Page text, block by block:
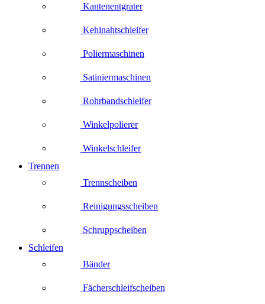
Kantenentgrater
Kehlnahtschleifer
Poliermaschinen
Satiniermaschinen
Rohrbandschleifer
Winkelpolierer
Winkelschleifer
Trennen
Trennscheiben
Reinigungsscheiben
Schruppscheiben
Schleifen
Bänder
Fächerschleifscheiben